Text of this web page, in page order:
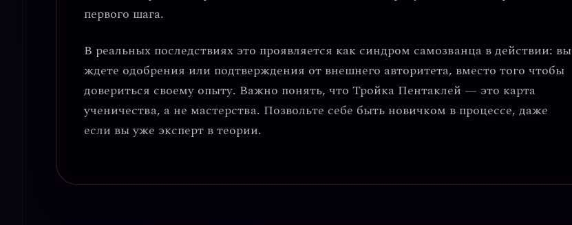
первого шага.
В реальных последствиях это проявляется как синдром самозванца в действии: вы
ждете одобрения или подтверждения от внешнего авторитета, вместо того чтобы
довериться своему опыту. Важно понять, что Тройка Пентаклей — это карта
ученичества, а не мастерства. Позвольте себе быть новичком в процессе, даже
если вы уже эксперт в теории.